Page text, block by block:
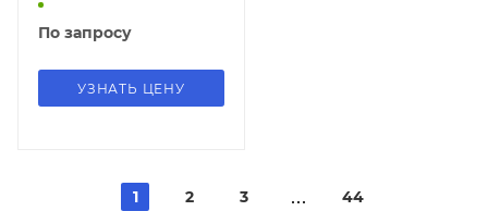
По запросу
УЗНАТЬ ЦЕНУ
1 2 3 44